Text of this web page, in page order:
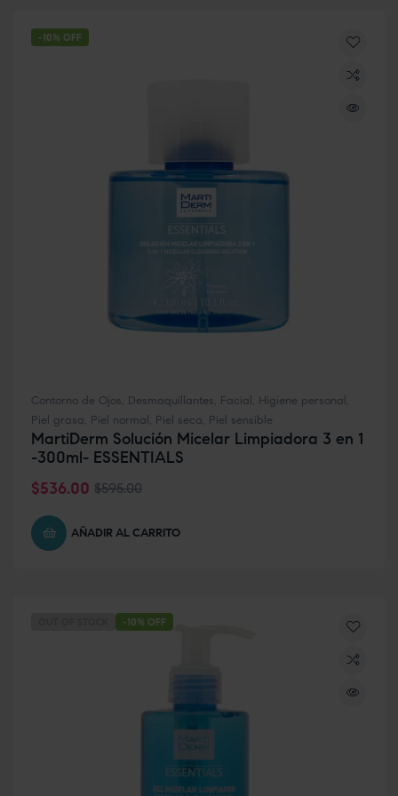
-10% OFF
Contorno de Ojos, Desmaquillantes, Facial , Higiene personal ,
Piel grasa, Piel normal , Piel seca, Piel sensible
MartiDerm Solución Micelar Limpiadora 3 en 1
-300ml- ESSENTIALS
$595.00
$536.00
AÑADIR AL CARRITO
-10% OFF